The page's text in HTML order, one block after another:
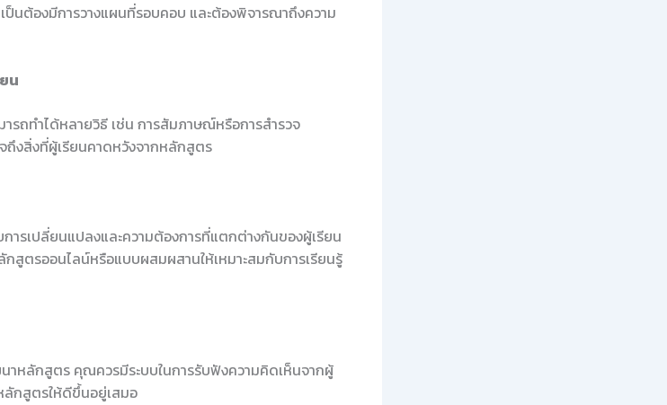
นต้องมีการวางแผนที่รอบคอบ และต้องพิจารณาถึงความ
น
รถทำได้หลายวิธี เช่น การสัมภาษณ์หรือการสำรวจ
ถึงสิ่งที่ผู้เรียนคาดหวังจากหลักสูตร
รเปลี่ยนแปลงและความต้องการที่แตกต่างกันของผู้เรียน
กสูตรออนไลน์หรือแบบผสมผสานให้เหมาะสมกับการเรียนรู้
าหลักสูตร คุณควรมีระบบในการรับฟังความคิดเห็นจากผู้
ลักสูตรให้ดีขึ้นอยู่เสมอ